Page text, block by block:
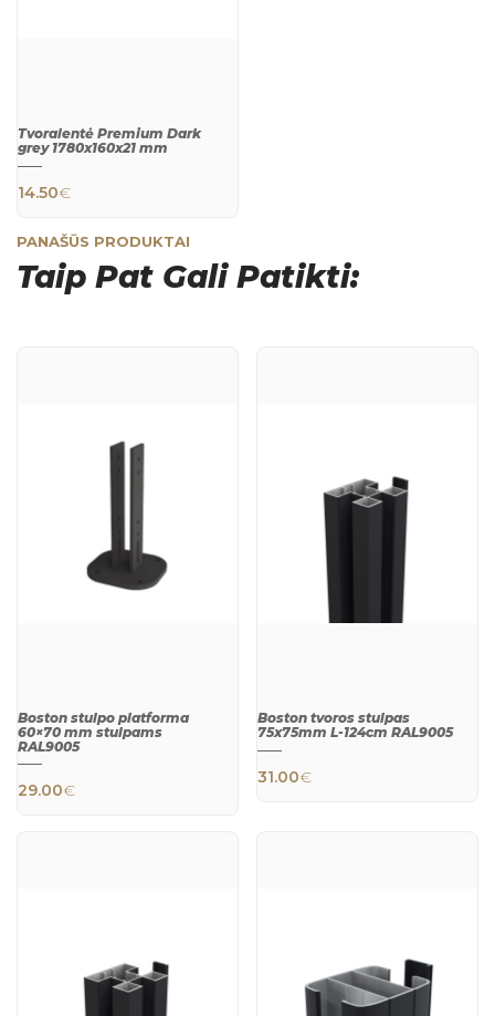
Tvoralentė Premium Dark
grey 1780x160x21 mm
14.50€
PANAŠŪS PRODUKTAI
Taip Pat Gali Patikti:
Boston stulpo platforma
60×70 mm stulpams
RAL9005
29.00€
Boston tvoros stulpas
75x75mm L-124cm RAL9005
31.00€